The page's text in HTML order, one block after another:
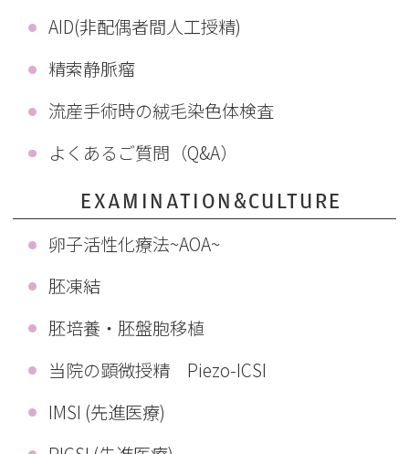
AID(非配偶者間人工授精)
精索静脈瘤
流産手術時の絨毛染色体検査
よくあるご質問（Q&A）
EXAMINATION&CULTURE
卵子活性化療法~AOA~
胚凍結
胚培養・胚盤胞移植
当院の顕微授精 Piezo-ICSI
IMSI (先進医療)